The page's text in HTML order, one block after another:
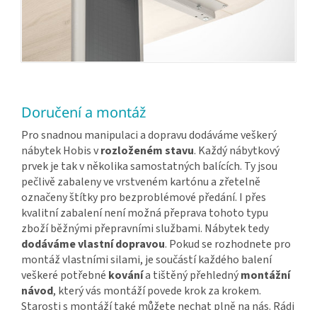
Doručení a montáž
Pro snadnou manipulaci a dopravu dodáváme veškerý
nábytek Hobis vrozloženém stavu. Každý nábytkový
prvek je tak v několika samostatných balících. Ty jsou
pečlivě zabaleny ve vrstveném kartónu a zřetelně
označeny štítky pro bezproblémové předání. I přes
kvalitní zabalení není možná přeprava tohoto typu
zboží běžnými přepravními službami. Nábytek tedy
dodáváme vlastní dopravou. Pokud se rozhodnete pro
montáž vlastními silami, je součástí každého balení
veškeré potřebné kovánía tištěný přehlednýmontážní
návod, který vás montáží povede krok za krokem.
Starosti s montáží také můžete nechat plně na nás. Rádi